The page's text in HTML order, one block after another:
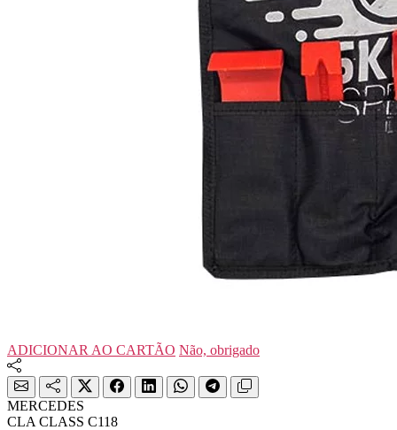
ADICIONAR AO CARTÃO Não, obrigado
MERCEDES
CLA CLASS C118